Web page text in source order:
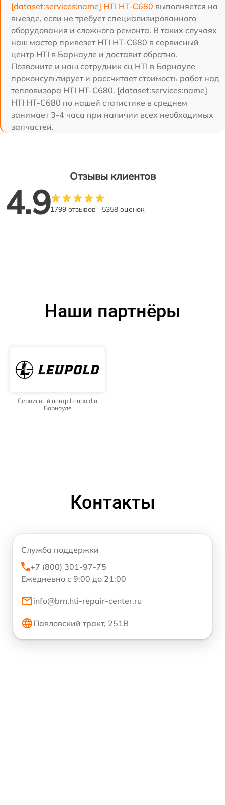
[dataset:services:name] HTI HT-C680 выполняется на
выезде, если не требует специализированного
оборудования и сложного ремонта. В таких случаях
наш мастер привезет HTI HT-C680 в сервисный
центр HTI в Барнауле и доставит обратно.
Позвоните и наш сотрудник сц HTI в Барнауле
проконсультирует и рассчитает стоимость работ над
тепловизора HTI HT-C680. [dataset:services:name]
HTI HT-C680 по нашей статистике в среднем
занимает 3-4 часа при наличии всех необходимых
запчастей.
Отзывы клиентов
4.91799 отзывов 5358 оценок
Наши партнёры
Сервисный центр Leupold в
Барнауле
Контакты
Служба поддержки
+7 (800) 301-97-75
Ежедневно с 9:00 до 21:00
info@brn.hti-repair-center.ru
Павловский тракт, 251В